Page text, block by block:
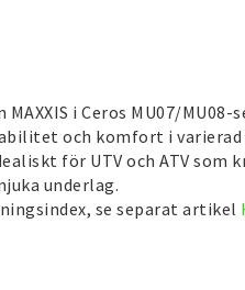
MAXXIS i Ceros MU07/MU08-
och komfort i varierad
för UTV och ATV som
underlag.
se separat artikel